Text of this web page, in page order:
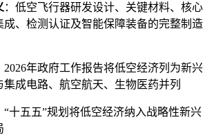
：低空飞行器研发设计、关键材料、核心
成、检测认证及智能保障装备的完整制造
2026年政府工作报告将低空经济列为新兴
集成电路、航空航天、生物医药并列
“十五五”规划将低空经济纳入战略性新兴